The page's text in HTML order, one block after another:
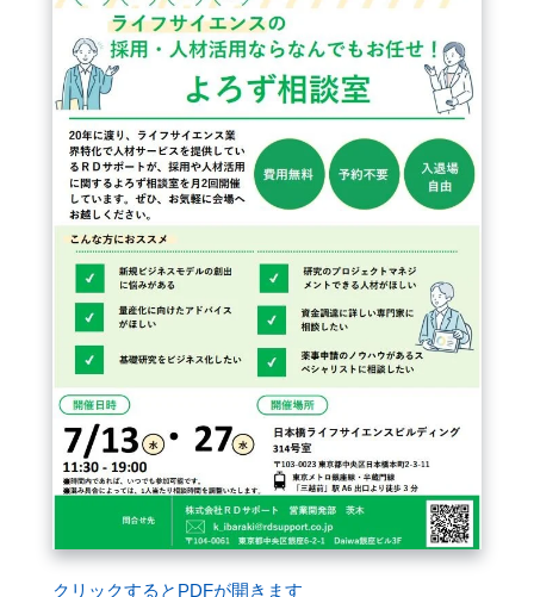
クリックするとPDFが開きます